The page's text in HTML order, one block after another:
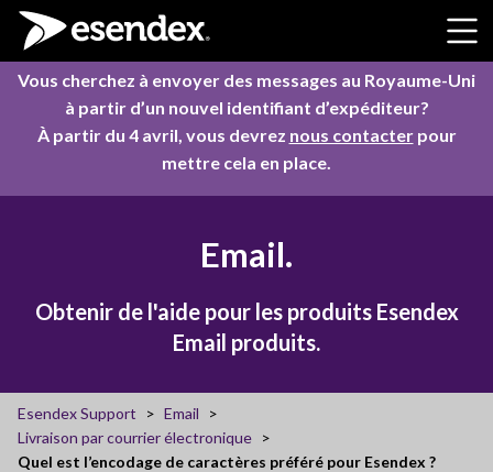
Skip to content
Vous cherchez à envoyer des messages au Royaume-Uni
à partir d’un nouvel identifiant d’expéditeur?
À partir du 4 avril, vous devrez nous contacterpour
mettre cela en place.
Email.
Obtenir de l'aide pour les produits Esendex
Email produits.
Esendex Support
Email
Livraison par courrier électronique
Quel est l’encodage de caractères préféré pour Esendex ?